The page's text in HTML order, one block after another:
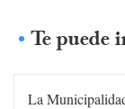
Te puede
La